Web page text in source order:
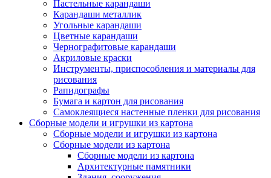
Пастельные карандаши
Карандаши металлик
Угольные карандаши
Цветные карандаши
Чернографитовые карандаши
Акриловые краски
Инструменты, приспособления и материалы для
рисования
Рапидографы
Бумага и картон для рисования
Самоклеящиеся настенные пленки для рисования
Сборные модели и игрушки из картона
Сборные модели и игрушки из картона
Сборные модели из картона
Сборные модели из картона
Архитектурные памятники